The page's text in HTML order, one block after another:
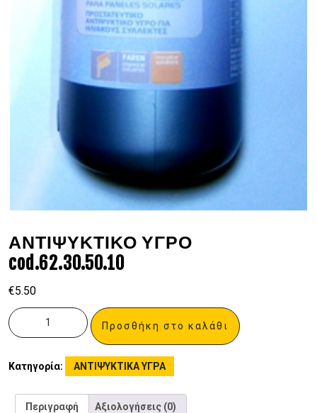
ΑΝΤΙΨΥΚΤΙΚΟ ΥΓΡΟ
cod.62.30.50.10
€5.50
Προσθήκη στο καλάθι
Κατηγορία: ΑΝΤΙΨΥΚΤΙΚΑ ΥΓΡΑ
Περιγραφή Αξιολογήσεις (0)